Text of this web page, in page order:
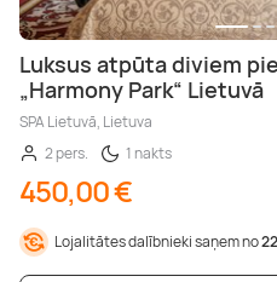
Luksus atpūta diviem
„Harmony Park“ Lietuvā
SPA Lietuvā, Lietuva
2 pers.
1 nakts
450,00 €
Lojalitātes dalībnieki saņem no